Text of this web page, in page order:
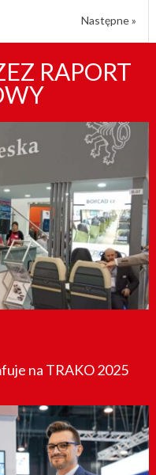
Następne »
RAPORT
na TRAKO 2025